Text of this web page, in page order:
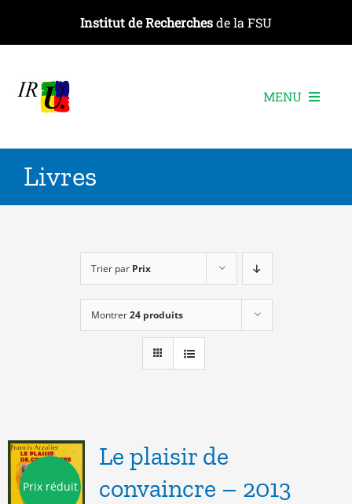
contenu
Institut de Recherchesde la FSU
MENU
Les recherches
Les événements
Livres
Trier par Prix
Montrer24 produits
Prix réduit
Le plaisir de
convaincre – 2013